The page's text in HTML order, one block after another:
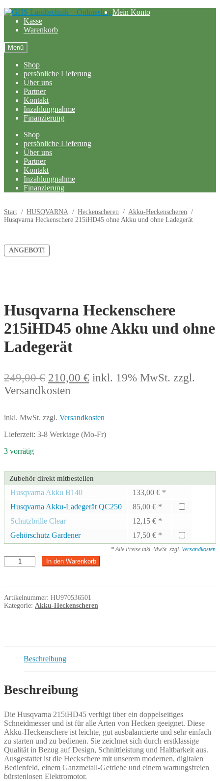
Zur
Navigation
springen
Zum
Inhalt
springen
Mein Konto
Kasse
Warenkorb
Menü
Shop
persönliche Lieferung
Über uns
Partner
Kontakt
Inzahlungnahme
Finanzierung
Shop
persönliche Lieferung
Über uns
Partner
Kontakt
Inzahlungnahme
Finanzierung
Start / HUSQVARNA / Heckenscheren / Akku-Heckenscheren /
Husqvarna Heckenschere 215iHD45 ohne Akku und ohne Ladegerät
ANGEBOT!
Husqvarna Heckenschere
215iHD45 ohne Akku und ohne
Ladegerät
249,00€ Ursprünglicher
Preis
249,00 €
210,00 € Aktueller
210,00 €.
inkl. 19% MwSt. zzgl.
Versandkosten
inkl. MwSt. zzgl. Versandkosten
Lieferzeit: 3-8 Werktage (Mo-Fr)
3 vorrätig
Zubehör direkt mitbestellen
Husqvarna Akku B140 133,00 € *
Husqvarna Akku-Ladegerät QC250
85,00 € *
Schutzbrille Clear
12,15 € *
Gehörschutz Gardener
17,50 € *
* Alle Preise inkl. MwSt. zzgl. Versandkosten
Husqvarna
Heckenschere
Akku
und
In den Warenkorb
Artikelnummer: HU970536501
Kategorie: Akku-Heckenscheren
Beschreibung
Beschreibung
Die Husqvarna 215iHD45 verfügt über ein doppelseitiges
Schneidmesser und ist für alle Arten von Hecken geeignet. Diese
Akku-Heckenschere ist leichte, gut ausbalancierte und sehr einfach
zu starten und zu bedienen. Sie zeichnet sich durch erstklassige
Qualität in Bezug auf Design, Schnittleistung und Haltbarkeit aus.
Ausgestattet ist die Heckschere mit unserem modernen, digitalen
Bedienfeld, einem Ganzmetall-Getriebe und einem wartungsfreien
bürstenlosen Elektromotor.